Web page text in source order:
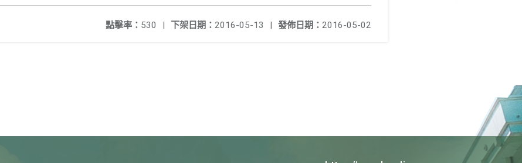
發佈日期： 2016-05-02
下架日期： 2016-05-13 |
點擊率： 530 |